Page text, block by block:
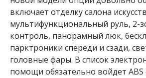
включает отделку салона
мультифункциональный руль, 2-
контроль, панорамный люк,
парктроники спереди и сзади,
головные фары. В список
помощи обязательно войдет ABS